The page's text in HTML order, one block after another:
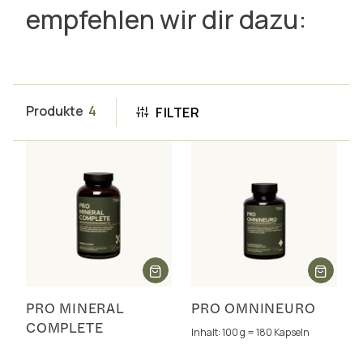
empfehlen wir dir dazu:
Produkte 4 FILTER
PRO MINERAL
COMPLETE
PRO OMNINEURO
Inhalt: 100 g = 180 Kapseln